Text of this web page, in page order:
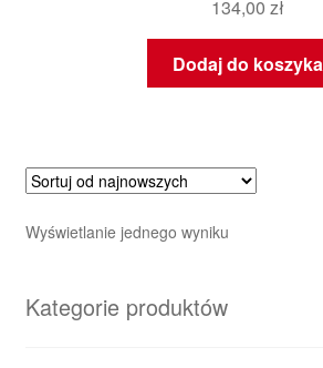
134,00 zł
Dodaj do koszyka
Wyświetlanie jednego wyniku
Kategorie produktów